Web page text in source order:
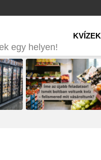
egy helyen!
KVÍZEK